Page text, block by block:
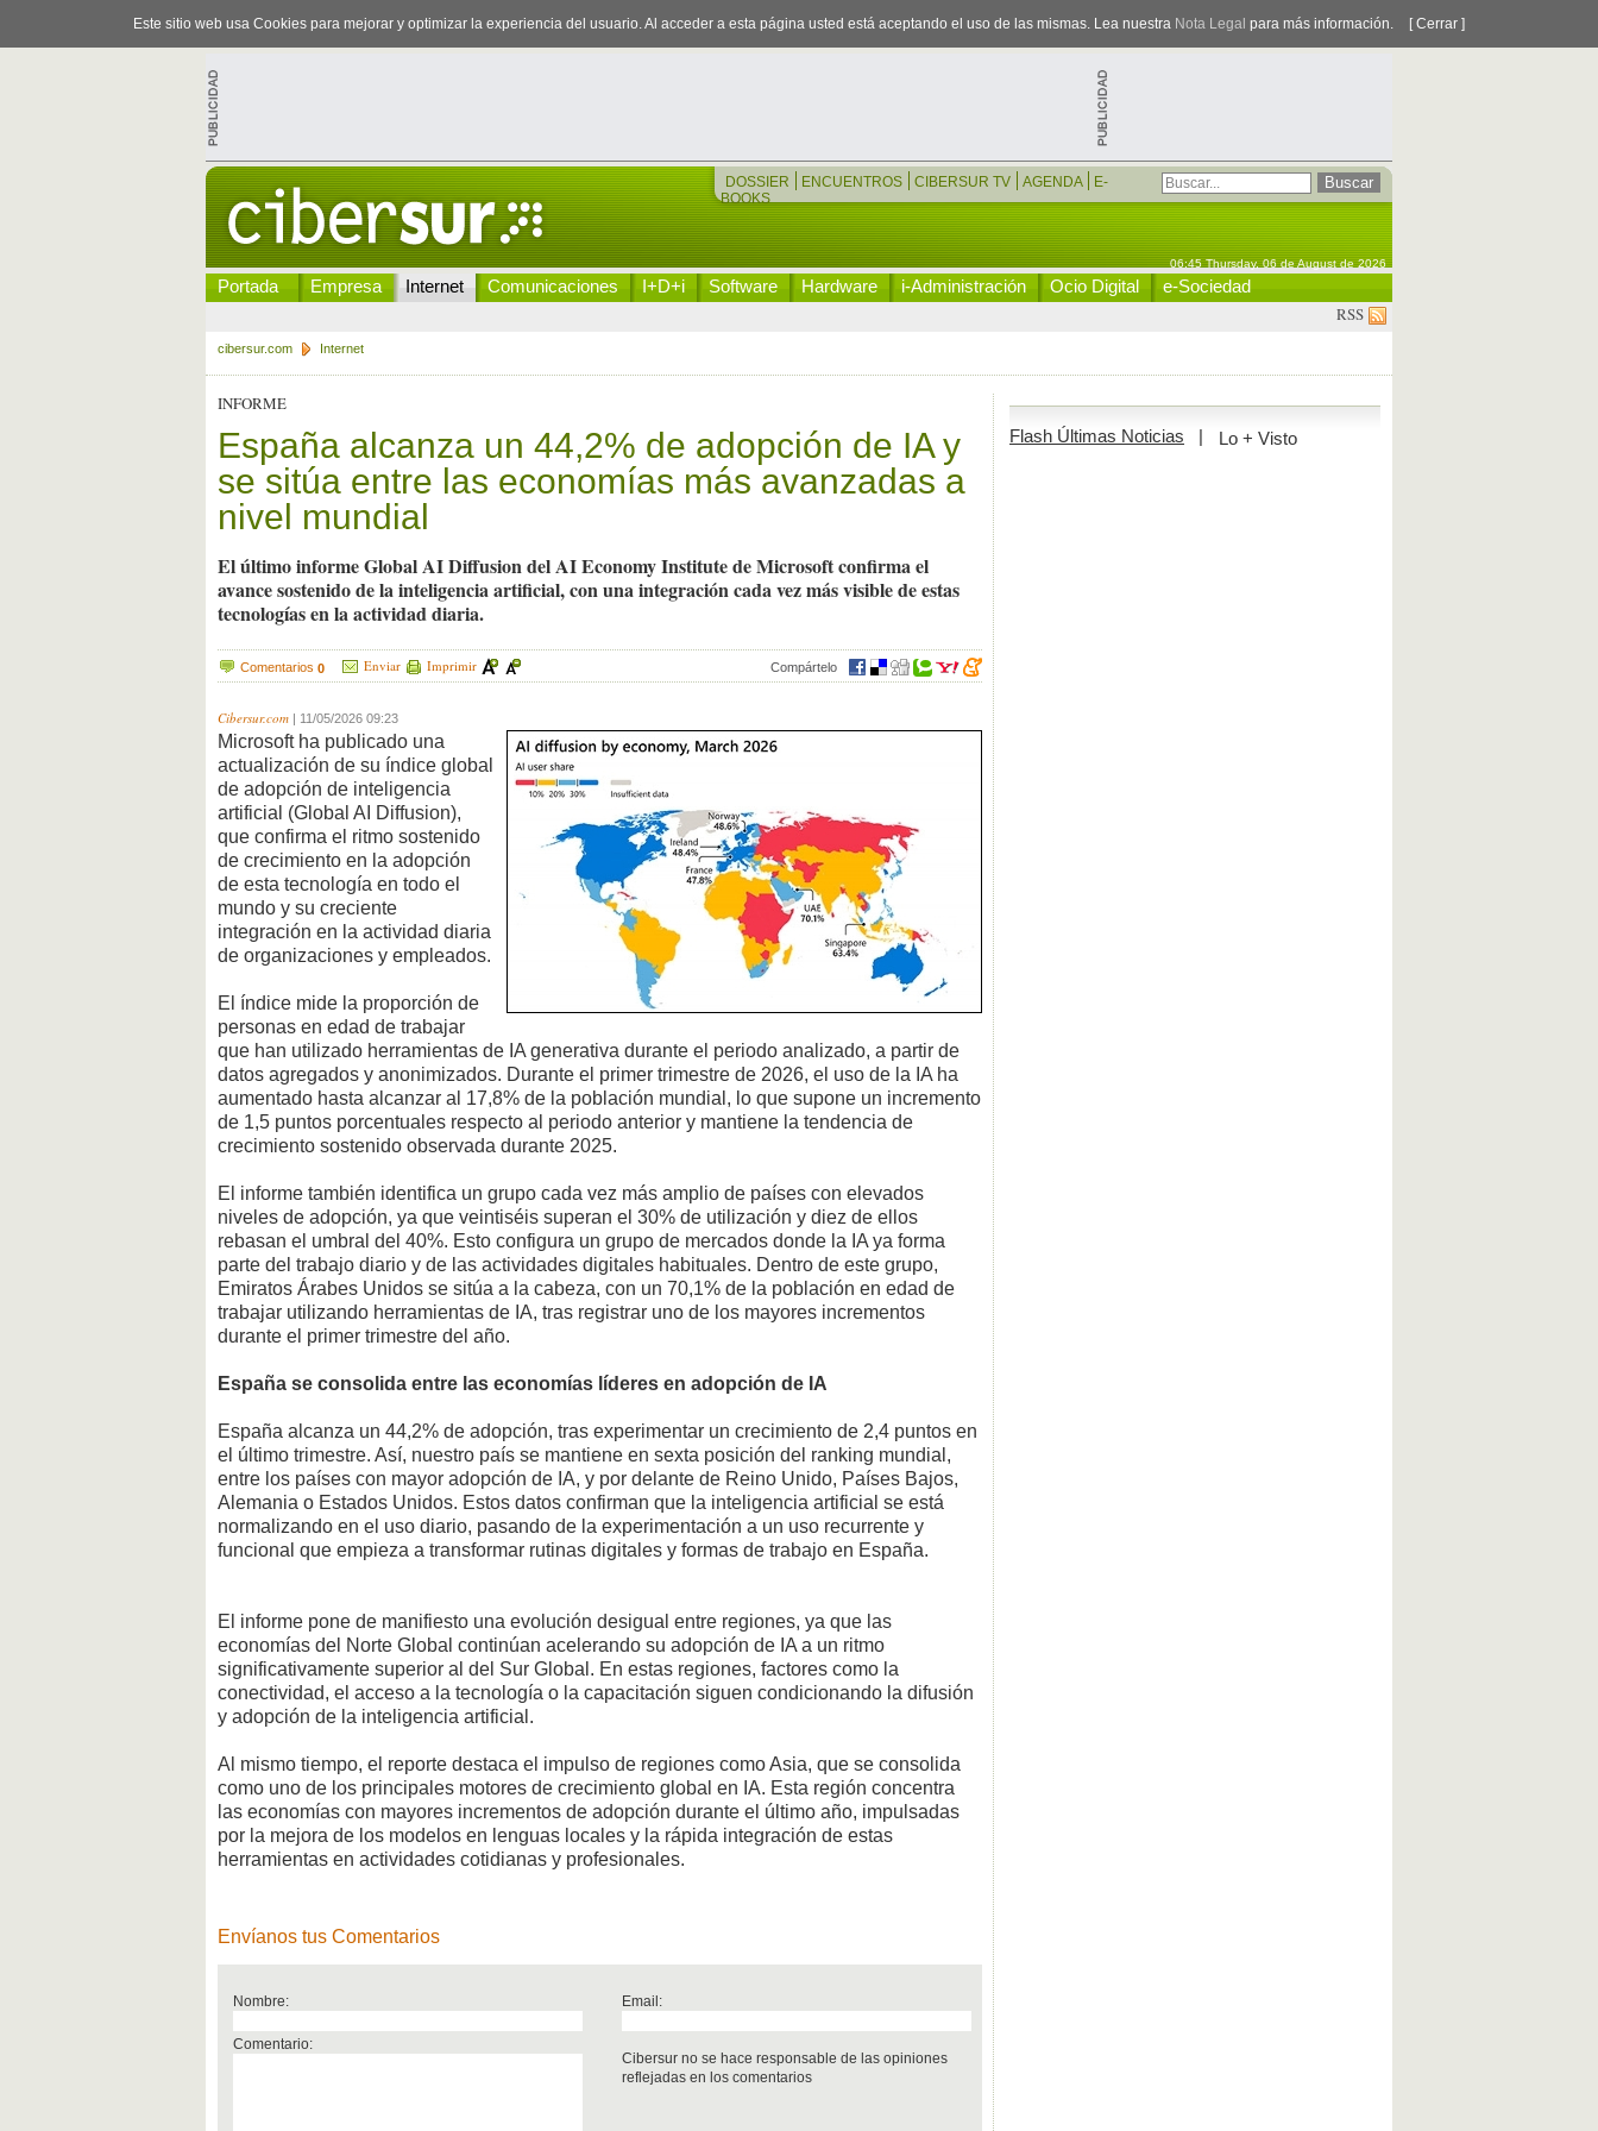
Este sitio web usa Cookies para mejorar y optimizar la experiencia del usuario. Al acceder a esta página usted está aceptando el uso de las mismas. Lea nuestra Nota Legal para más información. [ Cerrar ]
DOSSIER ENCUENTROS CIBERSUR TV AGENDA
E-
BOOKS
06:45 Thursday, 06 de August de 2026
Portada Empresa Internet Comunicaciones I+D+i Software Hardware i-Administración Ocio Digital e-Sociedad
RSS
cibersur.com Internet
INFORME
España alcanza un 44,2% de adopción de IA y
se sitúa entre las economías más avanzadas a
nivel mundial
El último informe Global AI Diffusion del AI Economy Institute de Microsoft confirma el
avance sostenido de la inteligencia artificial, con una integración cada vez más visible de estas
tecnologías en la actividad diaria.
Comentarios 0 Enviar Imprimir Compártelo
Cibersur.com 11/05/2026 09:23
Microsoft ha publicado una
actualización de su índice global
de adopción de inteligencia
artificial (Global AI Diffusion),
que confirma el ritmo sostenido
de crecimiento en la adopción
de esta tecnología en todo el
mundo y su creciente
integración en la actividad diaria
de organizaciones y empleados.
El índice mide la proporción de
personas en edad de trabajar
que han utilizado herramientas de IA generativa durante el periodo analizado, a partir de
datos agregados y anonimizados. Durante el primer trimestre de 2026, el uso de la IA ha
aumentado hasta alcanzar al 17,8% de la población mundial, lo que supone un incremento
de 1,5 puntos porcentuales respecto al periodo anterior y mantiene la tendencia de
crecimiento sostenido observada durante 2025.
El informe también identifica un grupo cada vez más amplio de países con elevados
niveles de adopción, ya que veintiséis superan el 30% de utilización y diez de ellos
rebasan el umbral del 40%. Esto configura un grupo de mercados donde la IA ya forma
parte del trabajo diario y de las actividades digitales habituales. Dentro de este grupo,
Emiratos Árabes Unidos se sitúa a la cabeza, con un 70,1% de la población en edad de
trabajar utilizando herramientas de IA, tras registrar uno de los mayores incrementos
durante el primer trimestre del año.
España se consolida entre las economías líderes en adopción de IA
España alcanza un 44,2% de adopción, tras experimentar un crecimiento de 2,4 puntos en
el último trimestre. Así, nuestro país se mantiene en sexta posición del ranking mundial,
entre los países con mayor adopción de IA, y por delante de Reino Unido, Países Bajos,
Alemania o Estados Unidos. Estos datos confirman que la inteligencia artificial se está
normalizando en el uso diario, pasando de la experimentación a un uso recurrente y
funcional que empieza a transformar rutinas digitales y formas de trabajo en España.
El informe pone de manifiesto una evolución desigual entre regiones, ya que las
economías del Norte Global continúan acelerando su adopción de IA a un ritmo
significativamente superior al del Sur Global. En estas regiones, factores como la
conectividad, el acceso a la tecnología o la capacitación siguen condicionando la difusión
y adopción de la inteligencia artificial.
Al mismo tiempo, el reporte destaca el impulso de regiones como Asia, que se consolida
como uno de los principales motores de crecimiento global en IA. Esta región concentra
las economías con mayores incrementos de adopción durante el último año, impulsadas
por la mejora de los modelos en lenguas locales y la rápida integración de estas
herramientas en actividades cotidianas y profesionales.
Envíanos tus Comentarios
Nombre: Email:
Comentario:
Cibersur no se hace responsable de las opiniones
reflejadas en los comentarios
Flash Últimas Noticias | Lo + Visto